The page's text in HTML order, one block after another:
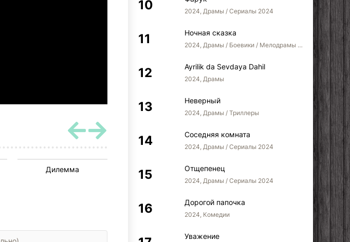
Дилемма Безграничная любовь
2024, Драмы / Сериалы 2024
Ночная сказка
2024, Драмы / Боевики / Мелодрамы / Сериалы 2024
Ayrilik da Sevdaya Dahil
2024, Драмы
Неверный
2024, Драмы / Триллеры
Соседняя комната
2024, Драмы / Сериалы 2024
Отщепенец
2024, Драмы / Сериалы 2024
Дорогой папочка
2024, Комедии
Уважение